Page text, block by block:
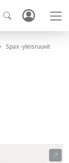
Spax -yleisruuvit